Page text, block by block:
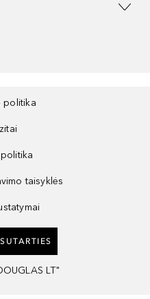
politika
taisyklės
LT"